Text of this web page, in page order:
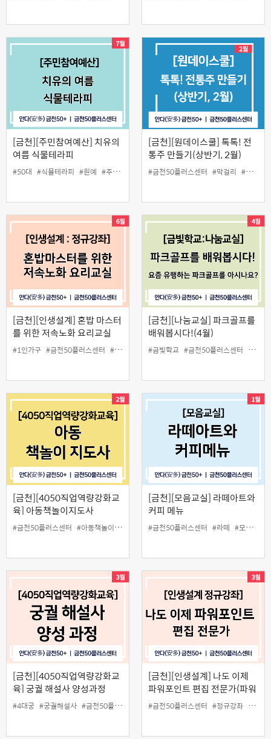
[금천][주민참여예산] 치유의
여름 식물테라피
#50대 #식물테라피 #원예 #주민참여예산 #중장년
[금천][원데이스쿨] 톡톡! 전
통주 만들기(상반기, 2월)
#금천50플러스센터 #막걸리 #수제막걸리
[금천][인생설계] 혼밥 마스터
를 위한 저속노화 요리교실
#1인가구 #금천50플러스센터 #노화 #요리교실 #채식
[금천][나눔교실] 파크골프를
배워봅시다!(4월)
#금빛학교 #금천50플러스센터 #나눔
[금천][4050직업역량강화교
육] 아동책놀이지도사
#금천50플러스센터 #아동책놀이지도사 #일활동
[금천][모음교실] 라떼아트와
커피 메뉴
#금천50플러스센터 #라떼 #모음교실
[금천][4050직업역량강화교
육] 궁궐 해설사 양성과정
#4대궁 #궁궐해설사 #금천50플러스센터 #일활동
[금천][인생설계] 나도 이제
파워포인트 편집 전문가(파워
포인트)
#금천50플러스센터 #정규강좌 #컴퓨